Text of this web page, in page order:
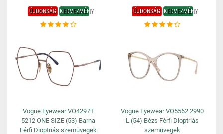
ÚJDONSÁG KEDVEZMÉNY
Vogue Eyewear VO4297T
5212 ONE SIZE (53) Barna
Férfi Dioptriás szemüvegek
ÚJDONSÁG KEDVEZMÉNY
Vogue Eyewear VO5562 2990
L (54) Bézs Férfi Dioptriás
szemüvegek